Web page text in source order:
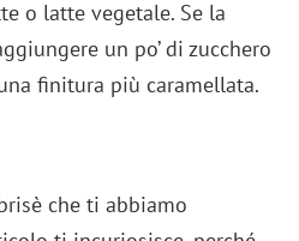
o latte vegetale. Se la
un po’ di zucchero
finitura più caramellata.
che ti abbiamo